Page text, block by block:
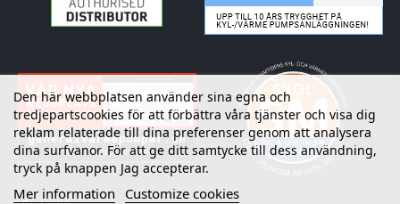
Den här webbplatsen använder sina egna och
tredjepartscookies för att förbättra våra tjänster och visa dig
reklam relaterade till dina preferenser genom att analysera
dina surfvanor. För att ge ditt samtycke till dess användning,
tryck på knappen Jag accepterar.
Mer information Customize cookies